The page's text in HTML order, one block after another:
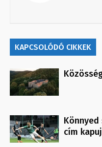
KAPCSOLÓDÓ CIKKEK
cím